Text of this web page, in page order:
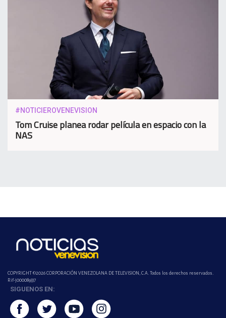
#NOTICIEROVENEVISION
Tom Cruise planea rodar película en espacio con la
NAS
COPYRIGHT ©2026 CORPORACIÓN VENEZOLANA DE TELEVISION, C.A. Todos los derechos reservados.
Rif-j000089337
SIGUENOS EN: